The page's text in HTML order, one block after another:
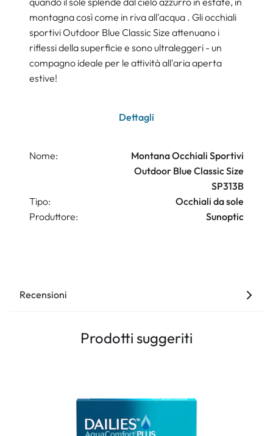
montagna così come in riva all'acqua . Gli occhiali
sportivi Outdoor Blue Classic Size attenuano i
riflessi della superficie e sono ultraleggeri - un
compagno ideale per le attività all'aria aperta
estive!
Dettagli
Nome:
Montana Occhiali Sportivi
Outdoor Blue Classic Size
SP313B
Tipo:
Occhiali da sole
Produttore:
Sunoptic
Recensioni
Prodotti suggeriti